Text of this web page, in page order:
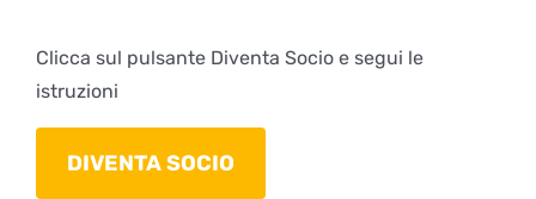
Clicca sul pulsante Diventa Socio e segui le
istruzioni
DIVENTA SOCIO